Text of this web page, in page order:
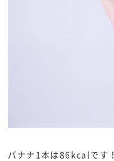
バナナ1本は86kcalです！